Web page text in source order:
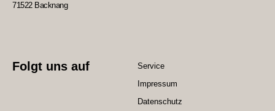
71522 Backnang
Folgt uns auf
Service
Impressum
Datenschutz